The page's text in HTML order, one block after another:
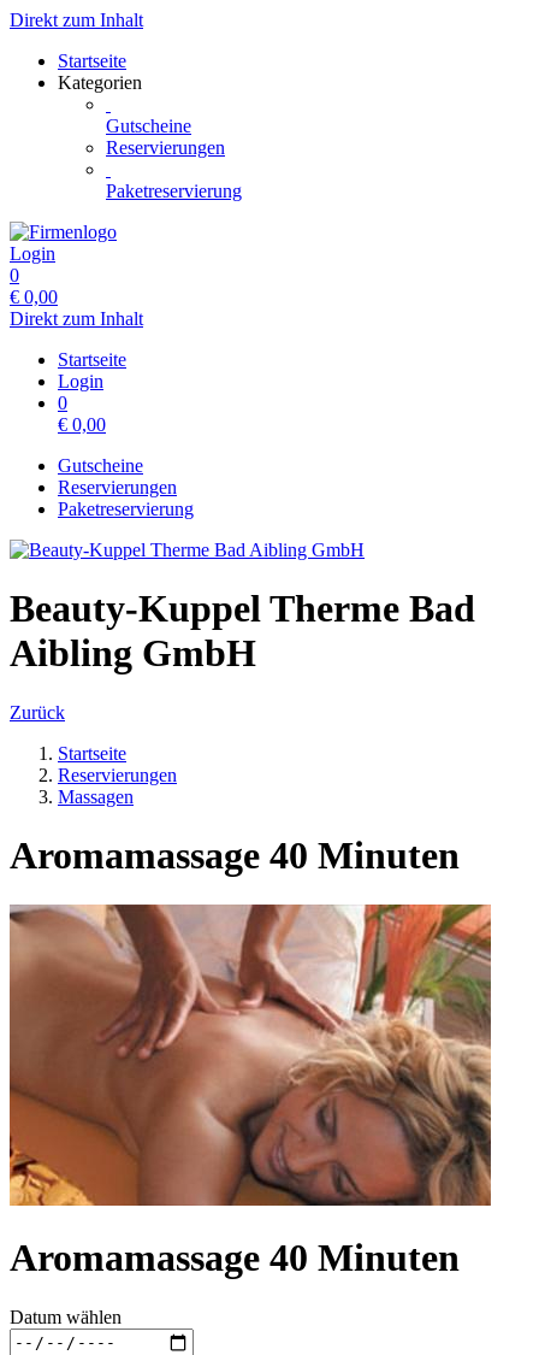
Direkt zum Inhalt
Startseite
Kategorien
Gutscheine
Reservierungen
Paketreservierung
Login
0
€ 0,00
Direkt zum Inhalt
Startseite
Login
0
€ 0,00
Gutscheine
Reservierungen
Paketreservierung
Beauty-Kuppel Therme Bad
Aibling GmbH
Zurück
Startseite
Reservierungen
Massagen
Aromamassage 40 Minuten
Aromamassage 40 Minuten
Datum wählen